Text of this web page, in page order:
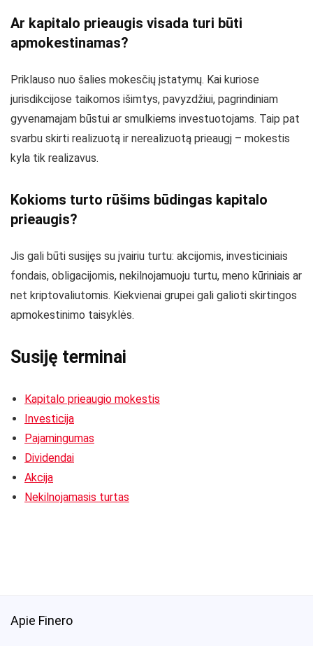
Ar kapitalo prieaugis visada turi būti
apmokestinamas?
Priklauso nuo šalies mokesčių įstatymų. Kai kuriose
jurisdikcijose taikomos išimtys, pavyzdžiui, pagrindiniam
gyvenamajam būstui ar smulkiems investuotojams. Taip pat
svarbu skirti realizuotą ir nerealizuotą prieaugį – mokestis
kyla tik realizavus.
Kokioms turto rūšims būdingas kapitalo
prieaugis?
Jis gali būti susijęs su įvairiu turtu: akcijomis, investiciniais
fondais, obligacijomis, nekilnojamuoju turtu, meno kūriniais ar
net kriptovaliutomis. Kiekvienai grupei gali galioti skirtingos
apmokestinimo taisyklės.
Susiję terminai
Kapitalo prieaugio mokestis
Investicija
Pajamingumas
Dividendai
Akcija
Nekilnojamasis turtas
Apie Finero